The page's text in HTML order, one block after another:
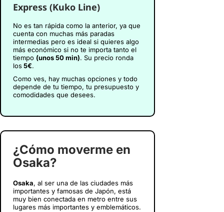
Express (Kuko Line)
No es tan rápida como la anterior, ya que
cuenta con muchas más paradas
intermedias pero es ideal si quieres algo
más económico si no te importa tanto el
tiempo (unos 50 min). Su precio ronda
los5€.
Como ves, hay muchas opciones y todo
depende de tu tiempo, tu presupuesto y
comodidades que desees.
¿Cómo moverme en
Osaka?
Osaka, al ser una de las ciudades más
importantes y famosas de Japón, está
muy bien conectada en metro entre sus
lugares más importantes y emblemáticos.